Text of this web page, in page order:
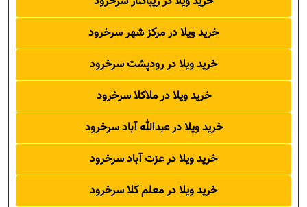
خرید ویلا در مرکز شهر سرخرود
خرید ویلا در رودپشت سرخرود
خرید ویلا در ملاکلا سرخرود
خرید ویلا در عبدالله آباد سرخرود
خرید ویلا در عزت آباد سرخرود
خرید ویلا در معلم کلا سرخرود